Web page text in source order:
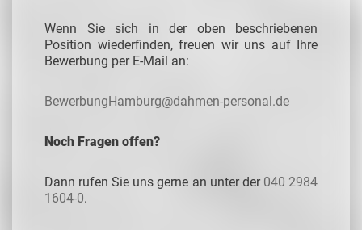
Wenn Sie sich in der oben beschriebenen
Position wiederfinden, freuen wir uns auf Ihre
Bewerbung per E-Mail an:
BewerbungHamburg@dahmen-personal.de
Noch Fragen offen?
Dann rufen Sie uns gerne an unter der 040 2984
1604-0.